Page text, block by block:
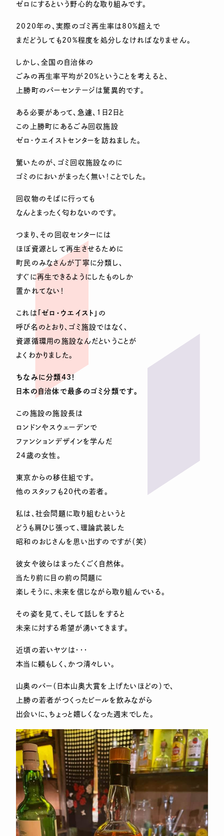
ゼロにするという野心的な取り組みです。
2020年の、実際のゴミ再生率は80%超えで
まだどうしても20%程度を処分しなければなりません。
しかし、全国の自治体の
ごみの再生率平均が20%ということを考えると、
上勝町のパーセンテージは驚異的です。
ある必要があって、急遽、1日2日と
この上勝町にあるごみ回収施設
ゼロ・ウエイストセンターを訪ねました。
驚いたのが、ゴミ回収施設なのに
ゴミのにおいがまったく無い！ことでした。
回収物のそばに行っても
なんとまったく匂わないのです。
つまり、その回収センターには
ほぼ資源として再生させるために
町民のみなさんが丁寧に分類し、
すぐに再生できるようにしたものしか
置かれてない！
これは 「ゼロ・ウエイスト」 の
呼び名のとおり、ゴミ施設ではなく、
資源循環用の施設なんだということが
よくわかりました。
ちなみに分類43！
日本の自治体で最多のゴミ分類です。
この施設の施設長は
ロンドンやスウェーデンで
ファンションデザインを学んだ
24歳の女性。
東京からの移住組です。
他のスタッフも20代の若者。
私は、社会問題に取り組むというと
どうも肩ひじ張って、理論武装した
昭和のおじさんを思い出すのですが（笑）
彼女や彼らはまったくごく自然体。
当たり前に目の前の問題に
楽しそうに、未来を信じながら取り組んでいる。
その姿を見て、そして話しをすると
未来に対する希望が湧いてきます。
近頃の若いヤツは・・・
本当に頼もしく、かつ清々しい。
山奥のバー（日本山奥大賞を上げたいほどの）で、
上勝の若者がつくったビールを飲みながら
出会いに、ちょっと嬉しくなった週末でした。